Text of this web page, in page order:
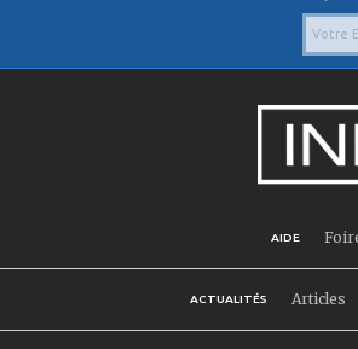
AIDE
ACTUALITÉS Articles